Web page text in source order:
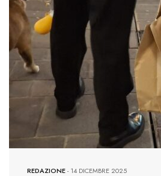
REDAZIONE-14 DICEMBRE 2025